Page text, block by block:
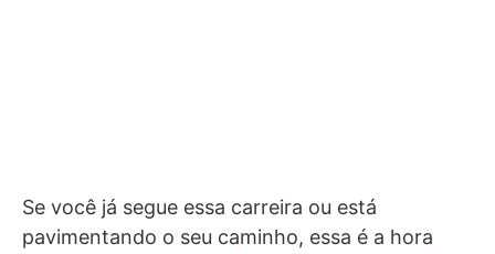
Se você já segue essa carreira ou está
pavimentando o seu caminho, essa é a hora